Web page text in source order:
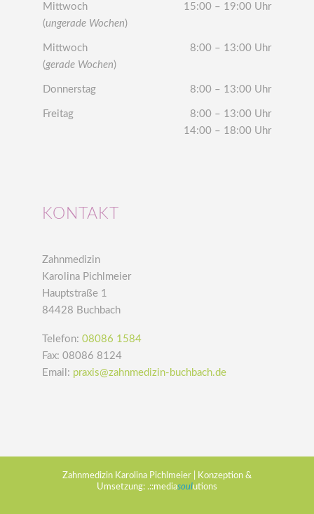
Mittwoch
(ungerade Wochen)
15:00 – 19:00 Uhr
Mittwoch
(gerade Wochen)
8:00 – 13:00 Uhr
Donnerstag 8:00 – 13:00 Uhr
Freitag
8:00 – 13:00 Uhr
14:00 – 18:00 Uhr
KONTAKT
Zahnmedizin
Karolina Pichlmeier
Hauptstraße 1
84428 Buchbach
Telefon: 08086 1584
Fax: 08086 8124
Email: praxis@zahnmedizin-buchbach.de
Zahnmedizin Karolina Pichlmeier | Konzeption &
Umsetzung: .::mediasoulutions